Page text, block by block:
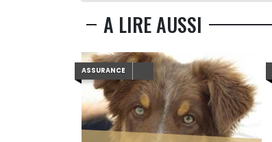
A LIRE AUSSI
ASSURANCE